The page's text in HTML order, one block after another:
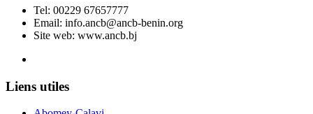
Tel: 00229 67657777
Email: info.ancb@ancb-benin.org
Site web: www.ancb.bj
Liens utiles